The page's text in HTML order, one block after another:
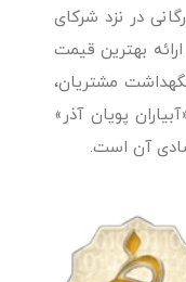
در نزد شرکای
بهترین قیمت
مشتریان،
پویان آذر»
آن است.